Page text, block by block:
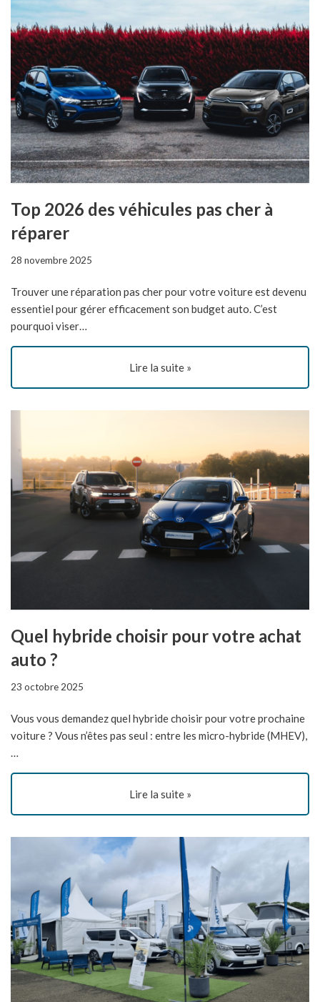
Top 2026 des véhicules pas cher à
réparer
28 novembre 2025
Trouver une réparation pas cher pour votre voiture est devenu
essentiel pour gérer efficacement son budget auto. C’est
pourquoi viser…
Lire la suite »
Quel hybride choisir pour votre achat
auto ?
23 octobre 2025
Vous vous demandez quel hybride choisir pour votre prochaine
voiture ? Vous n’êtes pas seul : entre les micro-hybride (MHEV),
…
Lire la suite »